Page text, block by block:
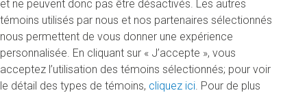
ENVIE DE DÉMARRER VOTRE
CAMPAGNE?
et ne peuvent donc pas être désactivés. Les autres
témoins utilisés par nous et nos partenaires sélectionnés
nous permettent de vous donner une expérience
personnalisée. En cliquant sur « J’accepte », vous
acceptez l’utilisation des témoins sélectionnés; pour voir
le détail des types de témoins, cliquez ici. Pour de plus